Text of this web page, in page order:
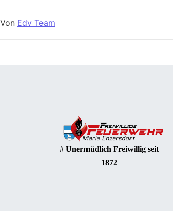
Von Edv Team
# Unermüdlich Freiwillig seit
1872